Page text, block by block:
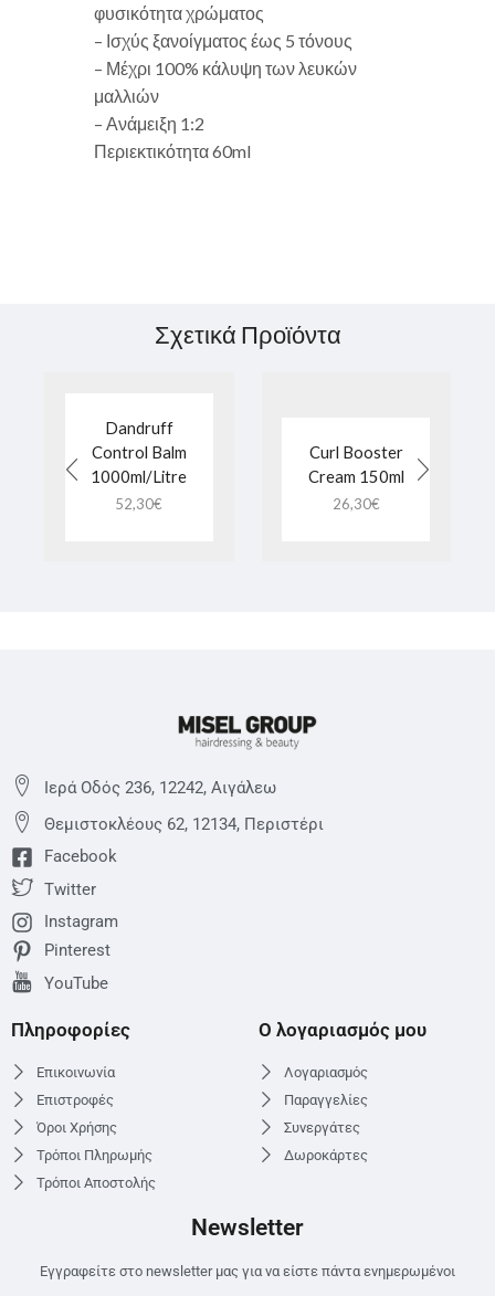
φυσικότητα χρώματος
– Ισχύς ξανοίγματος έως 5 τόνους
– Μέχρι 100% κάλυψη των λευκών
μαλλιών
– Ανάμειξη 1:2
Περιεκτικότητα 60ml
Σχετικά Προϊόντα
Dandruff
Control Balm
1000ml/Litre
52,30€
Curl Booster
Cream 150ml
26,30€
Ιερά Οδός 236, 12242, Αιγάλεω
Θεμιστoκλέους 62, 12134, Περιστέρι
Facebook
Twitter
Instagram
Pinterest
YouTube
Πληροφορίες
Επικοινωνία
Επιστροφές
Όροι Χρήσης
Τρόποι Πληρωμής
Τρόποι Αποστολής
Ο λογαριασμός μου
Λογαριασμός
Παραγγελίες
Συνεργάτες
Δωροκάρτες
Newsletter
Εγγραφείτε στο newsletter μας για να είστε πάντα ενημερωμένοι